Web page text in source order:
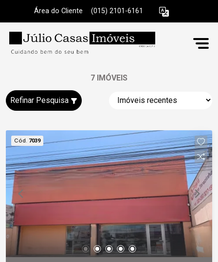
Área do Cliente (015) 2101-6161
7 IMÓVEIS
Refinar Pesquisa
Cód. 7039